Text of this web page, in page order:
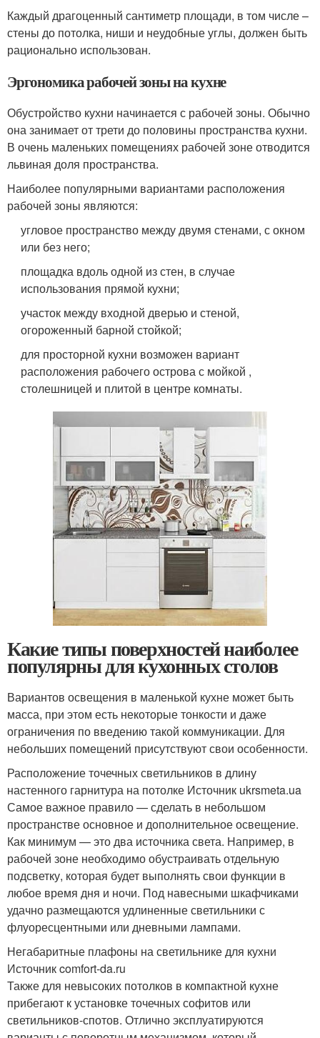
Каждый драгоценный сантиметр площади, в том числе –
стены до потолка, ниши и неудобные углы, должен быть
рационально использован.
Эргономика рабочей зоны на кухне
Обустройство кухни начинается с рабочей зоны. Обычно
она занимает от трети до половины пространства кухни.
В очень маленьких помещениях рабочей зоне отводится
львиная доля пространства.
Наиболее популярными вариантами расположения
рабочей зоны являются:
угловое пространство между двумя стенами, с окном
или без него;
площадка вдоль одной из стен, в случае
использования прямой кухни;
участок между входной дверью и стеной,
огороженный барной стойкой;
для просторной кухни возможен вариант
расположения рабочего острова с мойкой ,
столешницей и плитой в центре комнаты.
Какие типы поверхностей наиболее
популярны для кухонных столов
Вариантов освещения в маленькой кухне может быть
масса, при этом есть некоторые тонкости и даже
ограничения по введению такой коммуникации. Для
небольших помещений присутствуют свои особенности.
Расположение точечных светильников в длину
настенного гарнитура на потолке Источник ukrsmeta.ua
Самое важное правило — сделать в небольшом
пространстве основное и дополнительное освещение.
Как минимум — это два источника света. Например, в
рабочей зоне необходимо обустраивать отдельную
подсветку, которая будет выполнять свои функции в
любое время дня и ночи. Под навесными шкафчиками
удачно размещаются удлиненные светильники с
флуоресцентными или дневными лампами.
Негабаритные плафоны на светильнике для кухни
Источник comfort-da.ru
Также для невысоких потолков в компактной кухне
прибегают к установке точечных софитов или
светильников-спотов. Отлично эксплуатируются